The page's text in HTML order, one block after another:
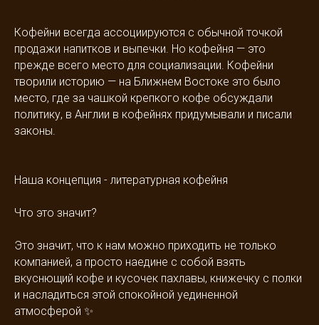
Кофейни всегда ассоциируются с обычной точкой
продажи напитков и выпечки. Но кофейня — это
прежде всего место для социализации. Кофейни
творили историю — на Ближнем Востоке это было
место, где за чашкой крепкого кофе обсуждали
политику, в Англии в кофейнях придумывали и писали
законы.
Наша концепция - литературная кофейня
Что это значит?
Это значит, что к нам можно приходить не только
компанией, а просто наедине с собой взять
вкуснющий кофе и кусочек пахлавы, книжечку с полки
и насладиться этой спокойной уединенной
атмосферой ✨